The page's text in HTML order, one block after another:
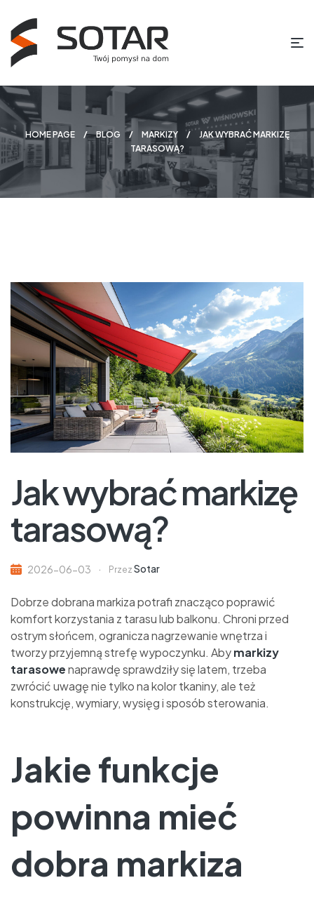
HOME PAGE BLOG MARKIZY
JAK WYBRAĆ MARKIZĘ
TARASOWĄ?
Jak wybrać markizę
tarasową?
2026-06-03 Przez Sotar
Dobrze dobrana markiza potrafi znacząco poprawić
komfort korzystania z tarasu lub balkonu. Chroni przed
ostrym słońcem, ogranicza nagrzewanie wnętrza i
tworzy przyjemną strefę wypoczynku. Abymarkizy
tarasowenaprawdę sprawdziły się latem, trzeba
zwrócić uwagę nie tylko na kolor tkaniny, ale też
konstrukcję, wymiary, wysięg i sposób sterowania.
Jakie funkcje
powinna mieć
dobra markiza